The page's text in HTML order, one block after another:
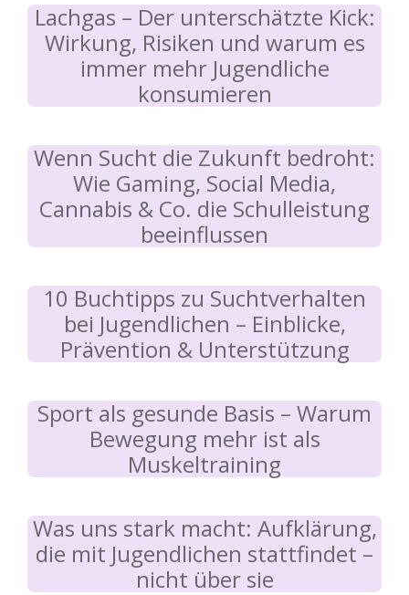
Lachgas – Der unterschätzte Kick:
Wirkung, Risiken und warum es
immer mehr Jugendliche
konsumieren
Wenn Sucht die Zukunft bedroht:
Wie Gaming, Social Media,
Cannabis & Co. die Schulleistung
beeinflussen
10 Buchtipps zu Suchtverhalten
bei Jugendlichen – Einblicke,
Prävention & Unterstützung
Sport als gesunde Basis – Warum
Bewegung mehr ist als
Muskeltraining
Was uns stark macht: Aufklärung,
die mit Jugendlichen stattfindet –
nicht über sie